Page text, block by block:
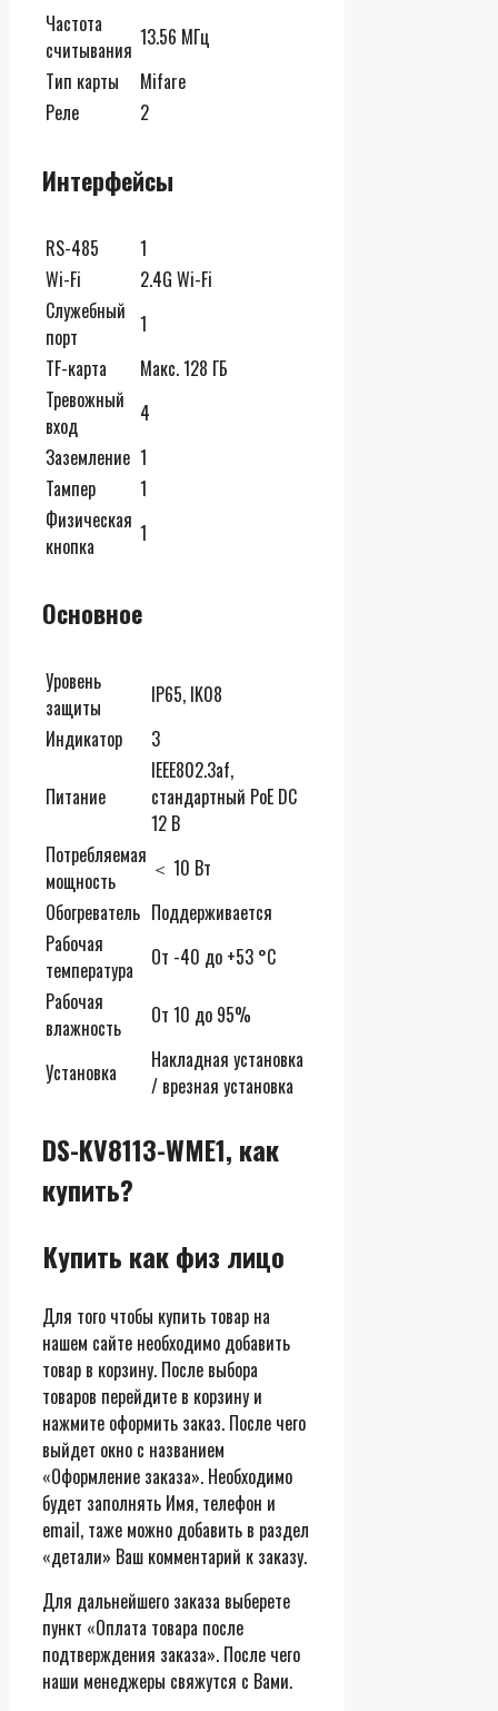
Частота
считывания 13.56 МГц
Тип карты
Mifare
Реле
2
Интерфейсы
RS-485
1
Wi-Fi
2.4G Wi-Fi
Служебный
порт
1
TF-карта
Макс. 128 ГБ
Тревожный
вход
4
Заземление 1
Тампер
1
Физическая
кнопка
1
Основное
Уровень
защиты
IP65, IK08
Индикатор
3
Питание
IEEE802.3af,
стандартный PoE DС
12 В
Потребляемая
мощность
＜ 10 Вт
Обогреватель Поддерживается
Рабочая
температура
От -40 до +53 °C
Рабочая
влажность
От 10 до 95%
Установка
Накладная установка
/ врезная установка
DS-KV8113-WME1, как
купить?
Купить как физ лицо
Для того чтобы купить товар на
нашем сайте необходимо добавить
товар в корзину. После выбора
товаров перейдите в корзину и
нажмите оформить заказ. После чего
выйдет окно с названием
«Оформление заказа». Необходимо
будет заполнять Имя, телефон и
email, таже можно добавить в раздел
«детали» Ваш комментарий к заказу.
Для дальнейшего заказа выберете
пункт «Оплата товара после
подтверждения заказа». После чего
наши менеджеры свяжутся с Вами.